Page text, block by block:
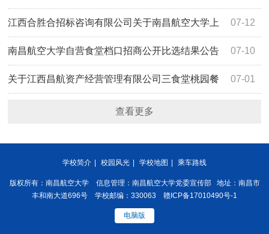
号:HSH2026ZJ061）谈判比选公告
海路学生食堂二楼空调采购项目（项目编
号:HSH2026ZJ059）谈判比选公告
07-12
江西合胜合招标咨询有限公司关于南昌航空大学上
海路学生食堂二楼厨具设备采购项目（项目编
号:HSH2026ZJ058）谈判比选公告
07-10
南昌航空大学自营食堂档口招商公开比选结果公告
07-01
关于江西昌航资产经营管理有限公司三食堂桃园餐
厅108商铺招租项目（采购编号：JXYL2026-B0436）公开
查看更多
学校简介 校园风光 学校地图 乘车路线
版权所有：南昌航空大学 信息管理：南昌航空大学党委宣传部 地址：南昌市
丰和南大道696号 学校邮编：330063 赣ICP备17010490号-1
电脑版